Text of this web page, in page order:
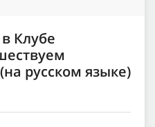
Клубе
русском языке)